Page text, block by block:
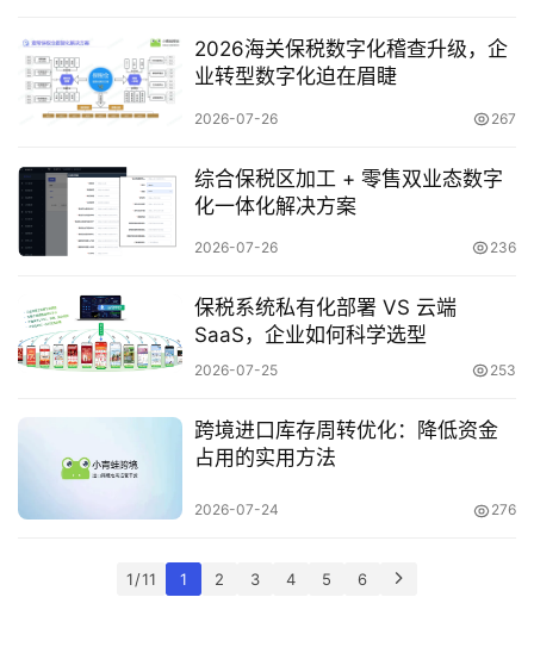
智
库
百
网
全
热
2026海关保税数字化稽查升级，企
业转型数字化迫在眉睫
2026-07-26 267
综合保税区加工 + 零售双业态数字
化一体化解决方案
2026-07-26 236
保税系统私有化部署 VS 云端
SaaS，企业如何科学选型
2026-07-25 253
跨境进口库存周转优化：降低资金
占用的实用方法
2026-07-24 276
1 / 11 1 2 3 4 5 6